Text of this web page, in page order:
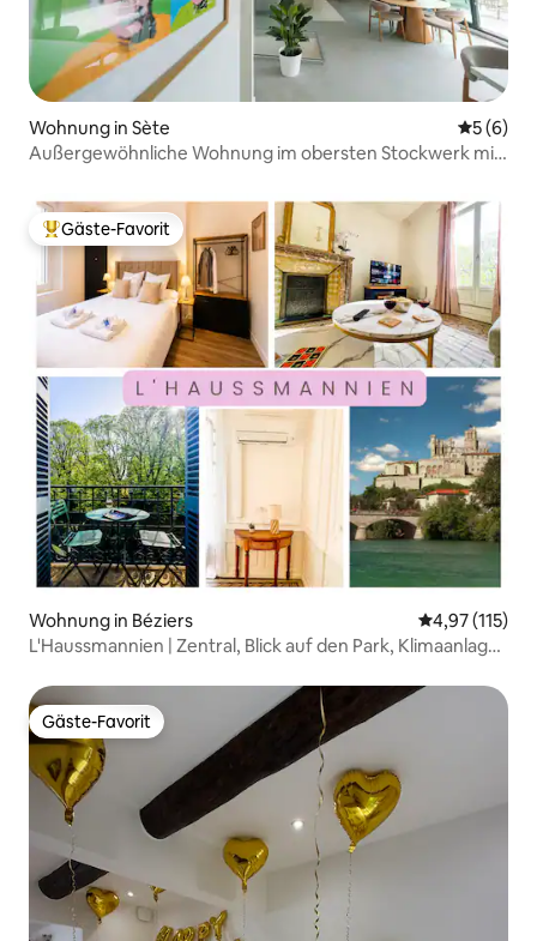
Wohnung in Sète
5 (6)
Außergewöhnliche Wohnung im obersten Stockwerk mit
Beliebter Gäste-Favorit.
Gäste-Favorit
Wohnung in Béziers
4,97 (115)
L'Haussmannien | Zentral, Blick auf den Park, Klimaanlage
Gäste-Favorit
Gäste-Favorit